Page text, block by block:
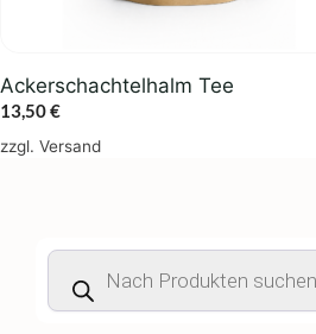
Ackerschachtelhalm Tee
13,50€
zzgl. Versand
Products
search